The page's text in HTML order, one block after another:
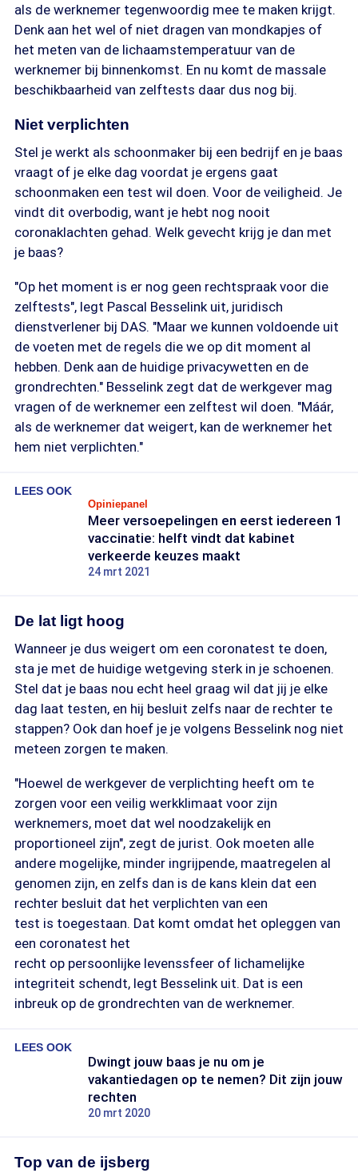
als de werknemer tegenwoordig mee te maken krijgt.
Denk aan het wel of niet dragen van mondkapjes of
het meten van de lichaamstemperatuur van de
werknemer bij binnenkomst. En nu komt de massale
beschikbaarheid van zelftests daar dus nog bij.
Niet verplichten
Stel je werkt als schoonmaker bij een bedrijf en je baas
vraagt of je elke dag voordat je ergens gaat
schoonmaken een test wil doen. Voor de veiligheid. Je
vindt dit overbodig, want je hebt nog nooit
coronaklachten gehad. Welk gevecht krijg je dan met
je baas?
"Op het moment is er nog geen rechtspraak voor die
zelftests", legt Pascal Besselink uit, juridisch
dienstverlener bij DAS. "Maar we kunnen voldoende uit
de voeten met de regels die we op dit moment al
hebben. Denk aan de huidige privacywetten en de
grondrechten." Besselink zegt dat de werkgever mag
vragen of de werknemer een zelftest wil doen. "Máár,
als de werknemer dat weigert, kan de werknemer het
hem niet verplichten."
LEES OOK
Opiniepanel
Meer versoepelingen en eerst iedereen 1
vaccinatie: helft vindt dat kabinet
verkeerde keuzes maakt
24 mrt 2021
De lat ligt hoog
Wanneer je dus weigert om een coronatest te doen,
sta je met de huidige wetgeving sterk in je schoenen.
Stel dat je baas nou echt heel graag wil dat jij je elke
dag laat testen, en hij besluit zelfs naar de rechter te
stappen? Ook dan hoef je je volgens Besselink nog niet
meteen zorgen te maken.
"Hoewel de werkgever de verplichting heeft om te
zorgen voor een veilig werkklimaat voor zijn
werknemers, moet dat wel noodzakelijk en
proportioneel zijn", zegt de jurist. Ook moeten alle
andere mogelijke, minder ingrijpende, maatregelen al
genomen zijn, en zelfs dan is de kans klein dat een
rechter besluit dat het verplichten van een
test is toegestaan. Dat komt omdat het opleggen van
een coronatest het
recht op persoonlijke levenssfeer of lichamelijke
integriteit schendt, legt Besselink uit. Dat is een
inbreuk op de grondrechten van de werknemer.
LEES OOK
Dwingt jouw baas je nu om je
vakantiedagen op te nemen? Dit zijn jouw
rechten
20 mrt 2020
Top van de ijsberg